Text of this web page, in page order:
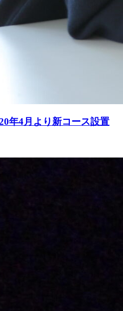
年4月より新コース設置